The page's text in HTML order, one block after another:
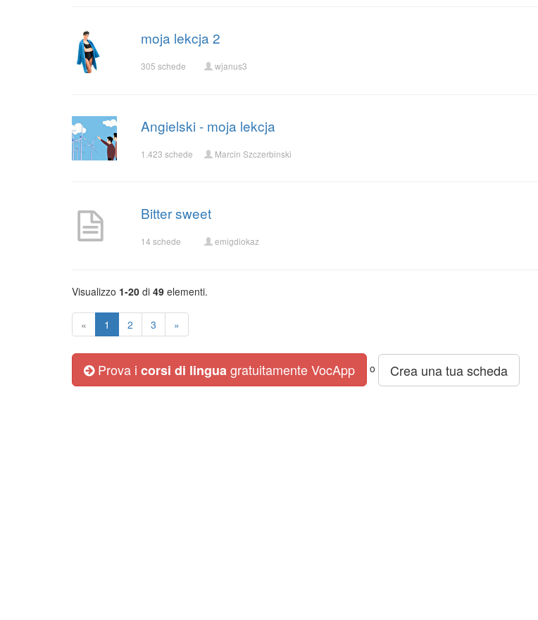
moja lekcja 2
305 schede wjanus3
Angielski - moja lekcja
1.423 schede Marcin Szczerbinski
Bitter sweet
14 schede emigdiokaz
Visualizzo 1-20 di 49 elementi.
« 1 2 3 »
Prova i corsi di linguagratuitamente VocApp o Crea una tua scheda